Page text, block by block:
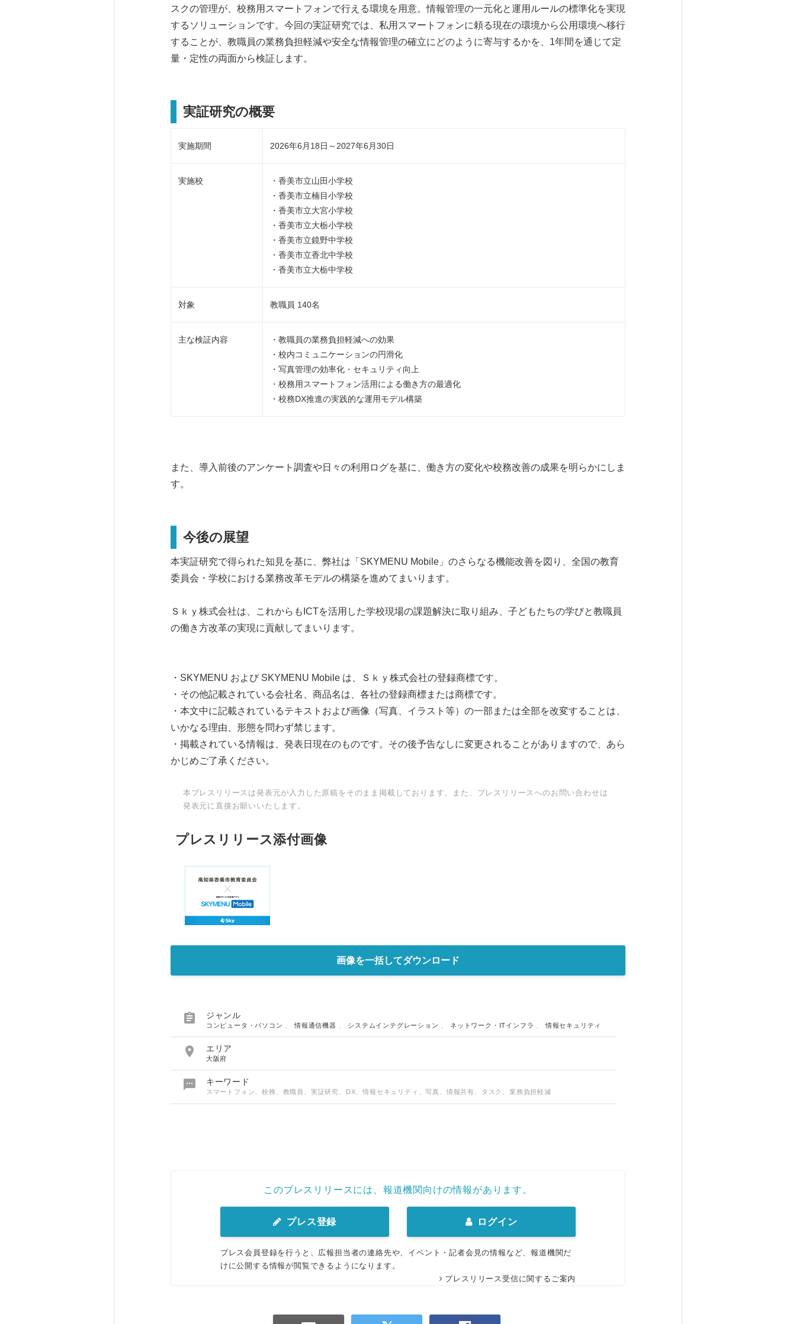
スクの管理が、校務用スマートフォンで行える環境を用意。情報管理の一元化と運用ルールの標準化を実現
するソリューションです。今回の実証研究では、私用スマートフォンに頼る現在の環境から公用環境へ移行
することが、教職員の業務負担軽減や安全な情報管理の確立にどのように寄与するかを、1年間を通じて定
量・定性の両面から検証します。
実証研究の概要
実施期間 2026年6月18日～2027年6月30日
実施校
・香美市立山田小学校
・香美市立楠目小学校
・香美市立大宮小学校
・香美市立大栃小学校
・香美市立鏡野中学校
・香美市立香北中学校
・香美市立大栃中学校
対象 教職員 140名
主な検証内容
・教職員の業務負担軽減への効果
・校内コミュニケーションの円滑化
・写真管理の効率化・セキュリティ向上
・校務用スマートフォン活用による働き方の最適化
・校務DX推進の実践的な運用モデル構築
また、導入前後のアンケート調査や日々の利用ログを基に、働き方の変化や校務改善の成果を明らかにしま
す。
今後の展望
本実証研究で得られた知見を基に、弊社は「SKYMENU Mobile」のさらなる機能改善を図り、全国の教育
委員会・学校における業務改革モデルの構築を進めてまいります。
Ｓｋｙ株式会社は、これからもICTを活用した学校現場の課題解決に取り組み、子どもたちの学びと教職員
の働き方改革の実現に貢献してまいります。
・SKYMENU および SKYMENU Mobile は、Ｓｋｙ株式会社の登録商標です。
・その他記載されている会社名、商品名は、各社の登録商標または商標です。
・本文中に記載されているテキストおよび画像（写真、イラスト等）の一部または全部を改変することは、
いかなる理由、形態を問わず禁じます。
・掲載されている情報は、発表日現在のものです。その後予告なしに変更されることがありますので、あら
かじめご了承ください。
本プレスリリースは発表元が入力した原稿をそのまま掲載しております。また、プレスリリースへのお問い合わせは
発表元に直接お願いいたします。
プレスリリース添付画像
画像を一括してダウンロード
 ジャンル
コンピュータ・パソコン 、情報通信機器 システムインテグレーション ネットワーク・ITインフラ 、情報セキュリティ
 エリア
大阪府
 キーワード
スマートフォン、校務、教職員、実証研究、DX、情報セキュリティ、写真、情報共有、タスク、業務負担軽減
このプレスリリースには、報道機関向けの情報があります。
プレス登録 ログイン
プレス会員登録を行うと、広報担当者の連絡先や、イベント・記者会見の情報など、報道機関だ
けに公開する情報が閲覧できるようになります。
プレスリリース受信に関するご案内